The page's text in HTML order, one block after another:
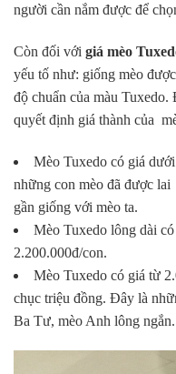
người cần nắm được để
Còn đối với giá mèo
yếu tố như: giống mèo
độ chuẩn của màu
quyết định giá thành của
Mèo Tuxedo có giá
những con mèo đã được
gần giống với mèo ta.
Mèo Tuxedo lông dài
2.200.000đ/con.
Mèo Tuxedo có giá từ
chục triệu đồng. Đây là
Ba Tư, mèo Anh lông ngắn.